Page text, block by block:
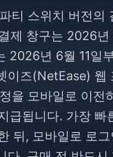
티 스위치 버전의
제 창구는 2026
2026년 6월 11일
이즈(NetEase)
을 모바일로 이
급됩니다. 가장
뒤, 모바일로 로